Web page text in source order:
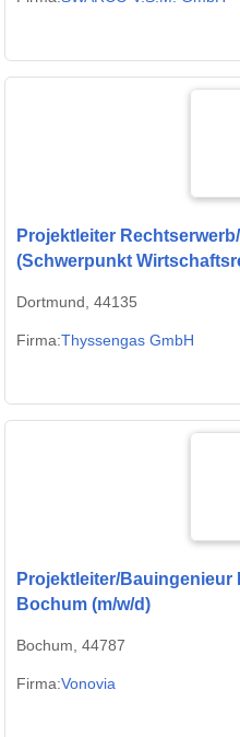
Projektleiter
(Schwerpunkt
Dortmund, 44135
Firma:Thyssengas GmbH
Projektleiter/
Bochum (m/w/d)
Bochum, 44787
Firma:Vonovia